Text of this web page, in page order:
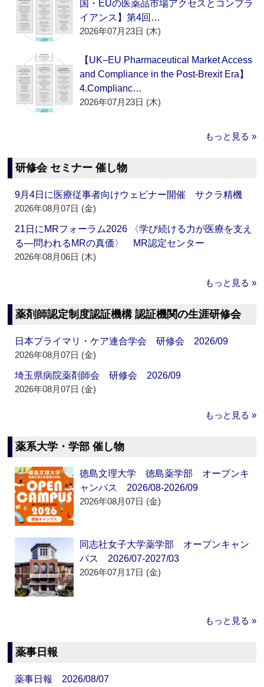
国・EUの医薬品市場アクセスとコンプラ
イアンス】第4回…
2026年07月23日 (木)
【UK–EU Pharmaceutical Market Access
and Compliance in the Post-Brexit Era】
4.Complianc…
2026年07月23日 (木)
もっと見る »
研修会 セミナー 催し物
9月4日に医療従事者向けウェビナー開催 サクラ精機
2026年08月07日 (金)
21日にMRフォーラム2026 〈学び続ける力が医療を支え
る―問われるMRの真価〉 MR認定センター
2026年08月06日 (木)
もっと見る »
薬剤師認定制度認証機構 認証機関の生涯研修会
日本プライマリ・ケア連合学会 研修会 2026/09
2026年08月07日 (金)
埼玉県病院薬剤師会 研修会 2026/09
2026年08月07日 (金)
もっと見る »
薬系大学・学部 催し物
徳島文理大学 徳島薬学部 オープンキ
ャンパス 2026/08-2026/09
2026年08月07日 (金)
同志社女子大学薬学部 オープンキャン
パス 2026/07-2027/03
2026年07月17日 (金)
もっと見る »
薬事日報
薬事日報 2026/08/07